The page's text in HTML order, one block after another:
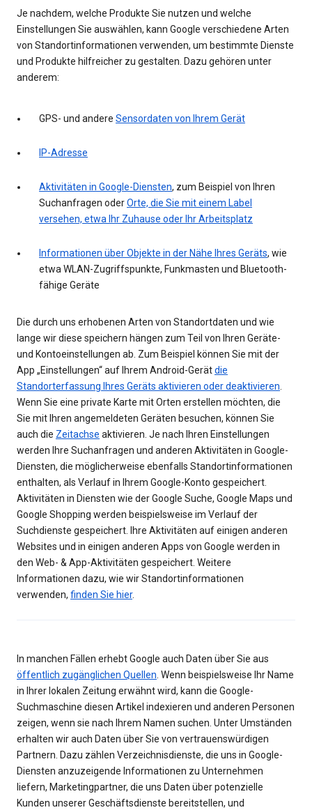
Je nachdem, welche Produkte Sie nutzen und welche
Einstellungen Sie auswählen, kann Google verschiedene Arten
von Standortinformationen verwenden, um bestimmte Dienste
und Produkte hilfreicher zu gestalten. Dazu gehören unter
anderem:
GPS- und andere Sensordaten von Ihrem Gerät
IP-Adresse
Aktivitäten in Google-Diensten, zum Beispiel von Ihren
Suchanfragen oderOrte, die Sie mit einem Label
versehen, etwa Ihr Zuhause oder Ihr Arbeitsplatz
Informationen über Objekte in der Nähe Ihres Geräts, wie
etwa WLAN-Zugriffspunkte, Funkmasten und Bluetooth-
fähige Geräte
Die durch uns erhobenen Arten von Standortdaten und wie
lange wir diese speichern hängen zum Teil von Ihren Geräte-
und Kontoeinstellungen ab. Zum Beispiel können Sie mit der
App „Einstellungen“ auf Ihrem Android-Gerätdie
Standorterfassung Ihres Geräts aktivieren oder deaktivieren
Wenn Sie eine private Karte mit Orten erstellen möchten, die
Sie mit Ihren angemeldeten Geräten besuchen, können Sie
auch die Zeitachse aktivieren. Je nach Ihren Einstellungen
werden Ihre Suchanfragen und anderen Aktivitäten in Google-
Diensten, die möglicherweise ebenfalls Standortinformationen
enthalten, als Verlauf in Ihrem Google-Konto gespeichert.
Aktivitäten in Diensten wie der Google Suche, Google Maps und
Google Shopping werden beispielsweise im Verlauf der
Suchdienste gespeichert. Ihre Aktivitäten auf einigen anderen
Websites und in einigen anderen Apps von Google werden in
den Web- & App-Aktivitäten gespeichert. Weitere
Informationen dazu, wie wir Standortinformationen
verwenden, finden Sie hier.
In manchen Fällen erhebt Google auch Daten über Sie aus
öffentlich zugänglichen Quellen . Wenn beispielsweise Ihr Name
in Ihrer lokalen Zeitung erwähnt wird, kann die Google-
Suchmaschine diesen Artikel indexieren und anderen Personen
zeigen, wenn sie nach Ihrem Namen suchen. Unter Umständen
erhalten wir auch Daten über Sie von vertrauenswürdigen
Partnern. Dazu zählen Verzeichnisdienste, die uns in Google-
Diensten anzuzeigende Informationen zu Unternehmen
liefern, Marketingpartner, die uns Daten über potenzielle
Kunden unserer Geschäftsdienste bereitstellen, und